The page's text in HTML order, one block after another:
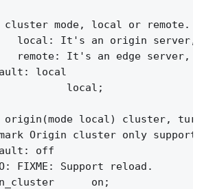
cluster mode, local or remote.
local: It's an origin server,
remote: It's an edge server,
local
local;
origin(mode local) cluster,
Origin cluster only
off
FIXME: Support reload.
on;